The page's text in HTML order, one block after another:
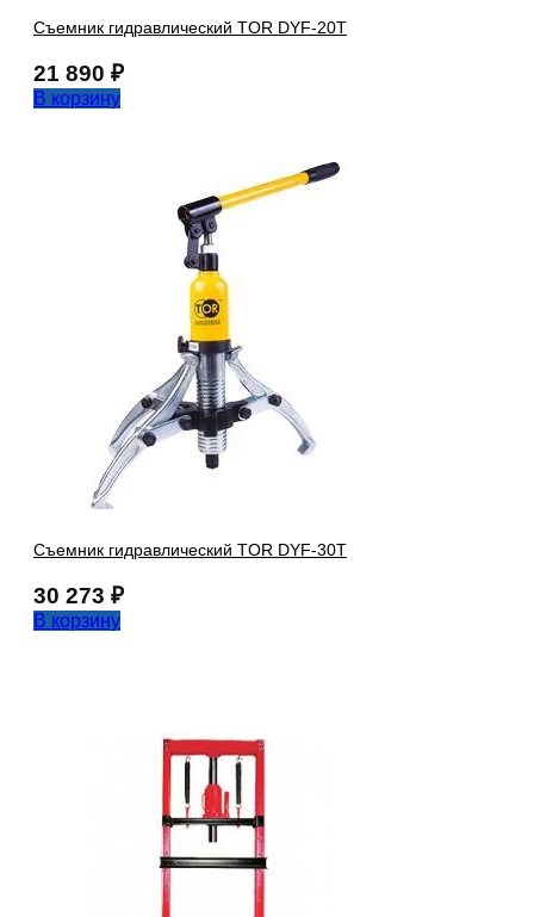
Съемник гидравлический TOR DYF-20T
21 890 ₽
В корзину
Съемник гидравлический TOR DYF-30T
30 273 ₽
В корзину